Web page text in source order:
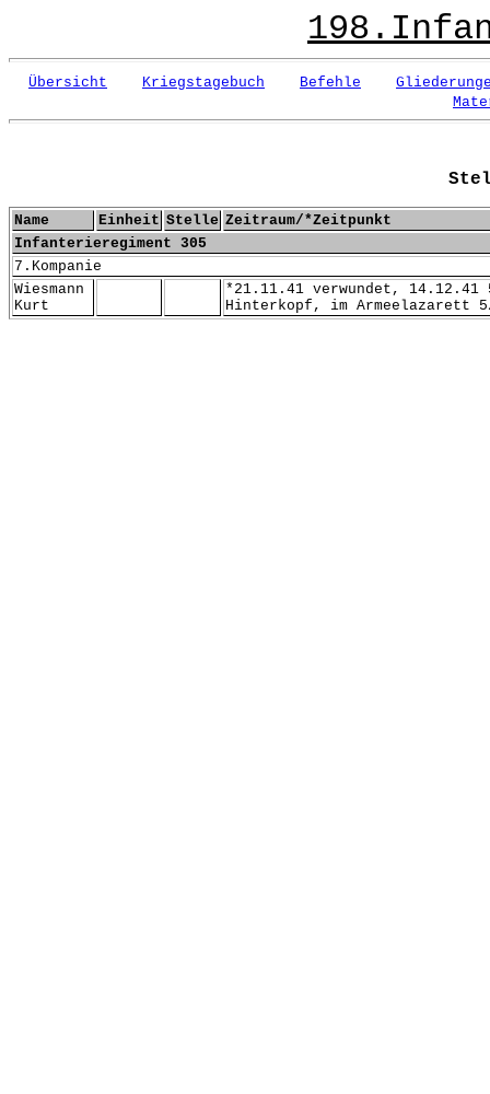
Übersicht Kriegstagebuch Befehle
Name Einheit Stelle Zeitraum/*Zeitpunkt
Infanterieregiment 305
7.Kompanie
Wiesmann
Kurt
*21.11.41 verwundet,
Hinterkopf, im Armeelazarett